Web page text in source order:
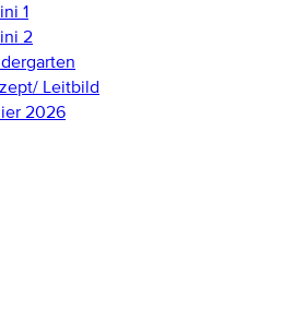
1
2
Leitbild
2026